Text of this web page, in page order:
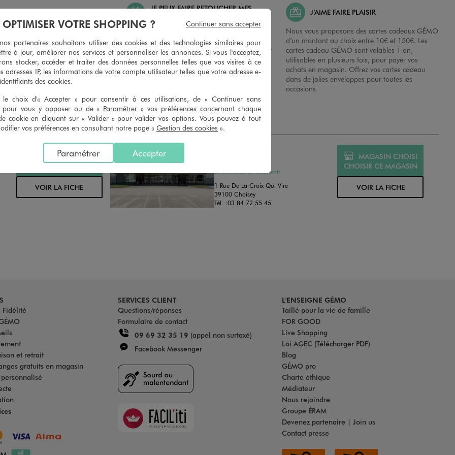
CHANGER D’AVIS
et vous proposons un avoir
pour tout article non
sous 30 jours, sur simple
du ticket de caisse, dans tous les
JE PEUX FAIRE RETOUCHER MES
Ourlets, ceintures… vous avez la possibilité de
faire retoucher vos articles textiles dans nos
magasins. Les tarifs sont à votre disposition sur
simple demande. Voir conditions en magasins.
J’AIME FAIRE PLAISIR
Nous vous proposons des cartes cadeaux GÉMO
d’un montant au choix entre 10€ et 150€. Les
cartes cadeau GÉMO sont valables 1 an,
utilisables en plusieurs fois, pour payer vos
achats en magasin. Offrez vos cartes cadeau
dans de jolies enveloppes pour toutes les
occasions.
MAGASIN CHOISI
CHOISIR CE MAGASIN
VOIR LA FICHE
Chaussures et Vêtements
1 Rue De La Croix Qui Vire
39100 Choisey
Tél. :03 84 72 55 45
MAGASIN CHOISI
CHOISIR CE MAGASIN
VOIR LA FICHE
Fidélité
et retrait
gratuits en magasin
SERVICES CLIENT
Questions/réponses
Formulaire de contact
09 69 32 35 19 (appel non surtaxé)
Facebook Messenger
Faciliti
L'ENSEIGNE GÉMO
Taillé pour la vie de famille
FOR GOOD
Live Shopping
Loi AGEC (Télécharger PDF)
Blog
GÉMO pro
Charte éthique
Médiateur
Nous rejoindre
Groupe ÉRAM
Devenez partenaire | Join us
Contact presse
OPTIMISER VOTRE SHOPPING ?
partenaires souhaitons utiliser des cookies et des technologies similaires pour
à jour, améliorer nos services et personnaliser les annonces. Si vous l'acceptez,
stocker, accéder et traiter des données personnelles telles que vos visites à ce
adresses IP, les informations de votre compte utilisateur telles que votre adresse e-
des cookies.
le choix d'« Accepter » pour consentir à ces utilisations, de « Continuer sans
pour vous y opposer ou de « Paramétrer » vos préférences concernant chaque
cookie en cliquant sur « Valider » pour valider vos options. Vous pouvez à tout
vos préférences en consultant notre page « Gestion des cookies ».
Accepter
Paramétrer
Continuer sans accepter